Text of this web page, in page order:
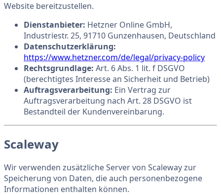
Website bereitzustellen.
Dienstanbieter: Hetzner Online GmbH,
Industriestr. 25, 91710 Gunzenhausen, Deutschland
Datenschutzerklärung:
https://www.hetzner.com/de/legal/privacy-policy
Rechtsgrundlage: Art. 6 Abs. 1 lit. f DSGVO
(berechtigtes Interesse an Sicherheit und Betrieb)
Auftragsverarbeitung: Ein Vertrag zur
Auftragsverarbeitung nach Art. 28 DSGVO ist
Bestandteil der Kundenvereinbarung.
Scaleway
Wir verwenden zusätzliche Server von Scaleway zur
Speicherung von Daten, die auch personenbezogene
Informationen enthalten können.